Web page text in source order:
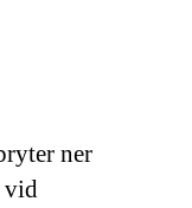
ner
vid